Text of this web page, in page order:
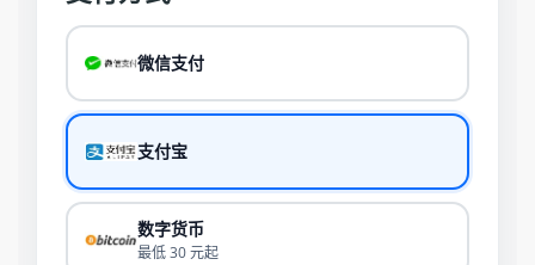
微信支付
支付宝
数字货币
最低 30 元起